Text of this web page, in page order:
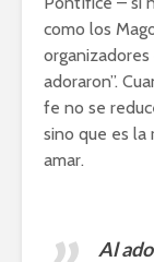
como los
adoraron”.
fe no se
sino que es la
amar.
Al